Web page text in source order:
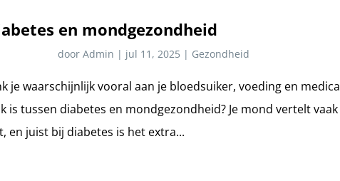
en mondgezondheid
door Admin | jul 11, 2025 | Gezondheid
je waarschijnlijk vooral aan je bloedsuiker, voeding en
is tussen diabetes en mondgezondheid? Je mond vertelt
en juist bij diabetes is het extra...